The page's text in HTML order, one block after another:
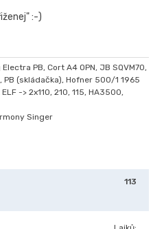
:-)
PB, Cort A4 OPN, JB SQVM70,
PB (skládačka), Hofner 500/1 1965
-> 2x110, 210, 115, HA3500,
Singer
113